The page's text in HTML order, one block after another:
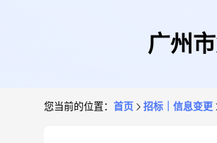
广州
您当前的位置： 首页 招标｜信息变更